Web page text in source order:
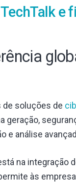
e
de soluções de
e análise
na integração
às